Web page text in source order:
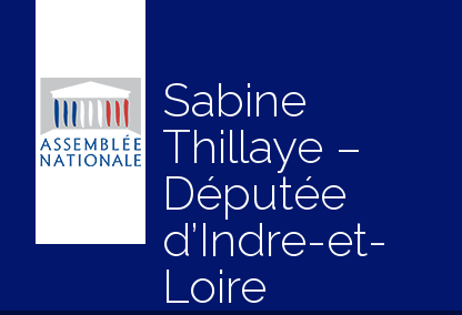
Sabine
Thillaye –
Députée
d’Indre-et-
Loire